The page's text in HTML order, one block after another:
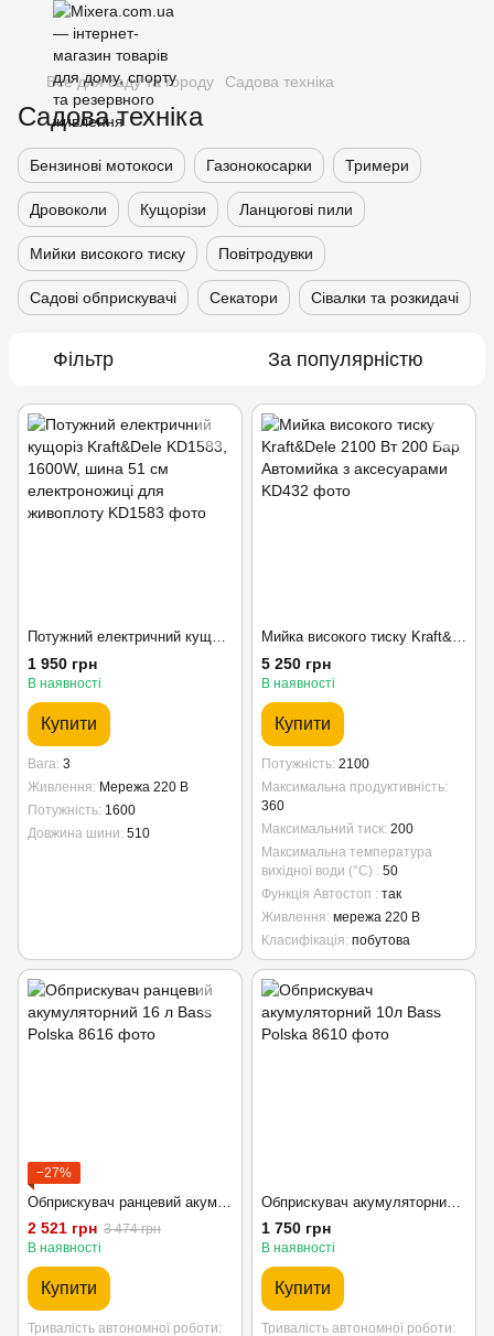
Все для саду та городу Садова техніка
Садова техніка
Бензинові мотокоси Газонокосарки Тримери
Дровоколи Кущорізи Ланцюгові пили
Мийки високого тиску Повітродувки
Садові обприскувачі Секатори Сівалки та розкидачі
Фільтр За популярністю
Потужний електричний кущоріз Kraft&Dele KD1583, 1600W, шина 51 см електроножиці для живоплоту
1 950 грн
В наявності
Купити
Вага 3
Живлення Мережа 220 В
Потужність 1600
Довжина шини 510
Мийка високого тиску Kraft&Dele 2100 Вт 200 Бар Автомийка з аксесуарами
5 250 грн
В наявності
Купити
Потужність 2100
Максимальна продуктивність
360
Максимальний тиск 200
Максимальна температура
вихідної води (°C)
50
Функція Автостоп
так
Живлення мережа 220 В
Класифікація побутова
−27%
2 521 грн 3 474 грн
В наявності
Купити
Тривалість автономної роботи
1 750 грн
В наявності
Купити
Тривалість автономної роботи